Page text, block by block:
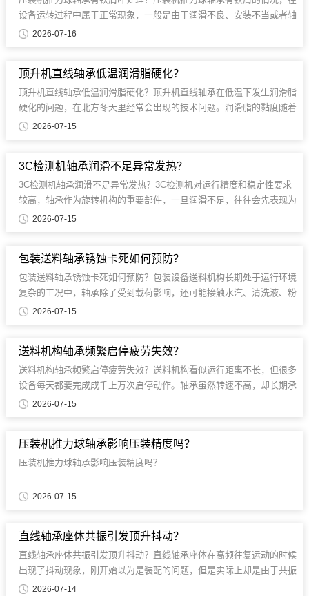
设备运转过程中属于正常现象，一般是由于润滑不良、安装不当或者轴
承磨损造成的。铁屑的存在......
2026-07-16
顶升机直线轴承低温润滑脂硬化？
顶升机直线轴承低温润滑脂硬化？顶升机直线轴承在低温下发生润滑脂
硬化的问题，在北方冬天里经常会出现的技术问题。润滑脂的黏度随着
温度降低而迅速增加，使轴承的阻力变大、运转不顺畅......
2026-07-15
3C检测机轴承润滑不足异常发热？
3C检测机轴承润滑不足异常发热？3C检测机对运行精度和稳定性要求
较高，轴承作为旋转机构的重要部件，一旦润滑不足，往往会先表现为
温度升高......
2026-07-15
包装送料轴承锈蚀卡死如何预防？
包装送料轴承锈蚀卡死如何预防？包装设备送料机构长期处于运行环境
复杂的工况中，轴承除了受到载荷影响，还可能接触水汽、清洗液、粉
尘等外部因素。...
2026-07-15
送料机构轴承频繁启停疲劳失效？
送料机构轴承频繁启停疲劳失效？送料机构看似运行距离不长，但很多
设备每天都要完成成千上万次启停动作。轴承虽然转速不高，却长期承
受反复加速......
2026-07-15
压装机推力球轴承影响压装精度吗？
压装机推力球轴承影响压装精度吗？...
2026-07-15
直线轴承座体共振引发顶升抖动？
直线轴承座体共振引发顶升抖动？直线轴承座体在高频往复运动的时候
出现了抖动现象，刚开始以为是装配的问题，但是实际上却是由于共振
叠加效应造成的。当轴承座的固有频率......
2026-07-14